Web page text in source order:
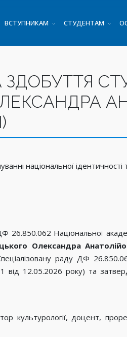
ВСТУПНИКАМ СТУДЕНТАМ
національної ідентичності
26.850.062 Національної
Олександра
раду ДФ
12.05.2026 року) та
культурології, доцент,